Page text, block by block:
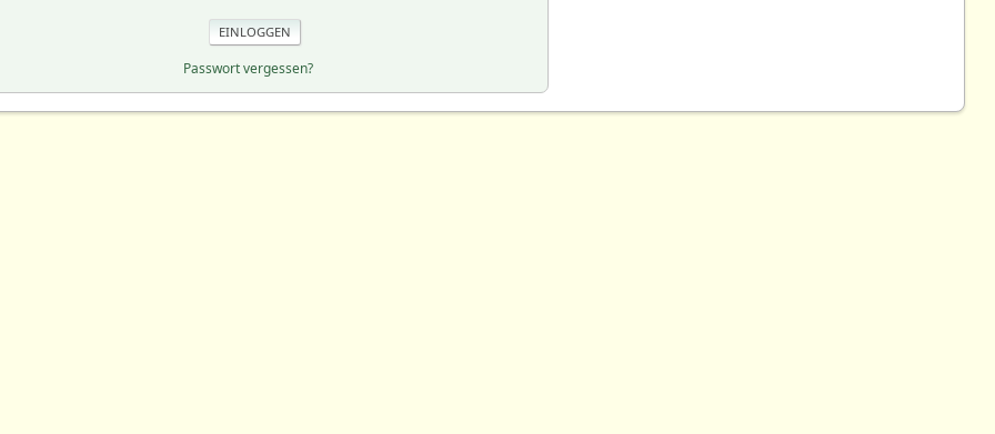
Passwort vergessen?